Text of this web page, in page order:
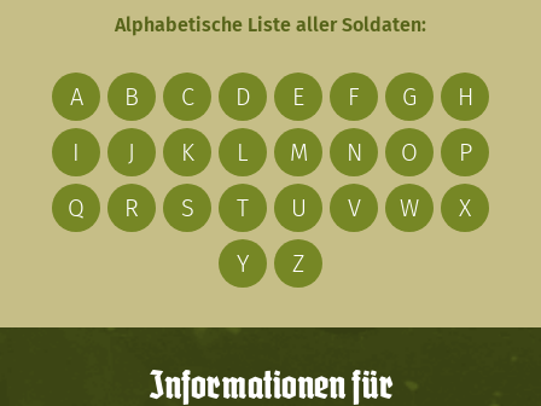
Alphabetische Liste aller Soldaten:
A B C D E F G
H
I
J K L M N O
P
Q
R S T U V W
X
Y
Z
Informationen für